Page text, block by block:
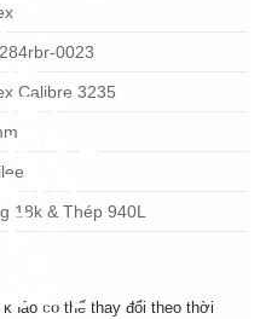
0023
Calibre 3235
18k & Thép 940L
có thể thay đổi theo thời